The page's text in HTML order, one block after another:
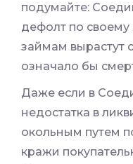
подумайте:
дефолт по своему
займам вырастут
означало бы
Даже если в
недостатка в
окольным путем
кражи